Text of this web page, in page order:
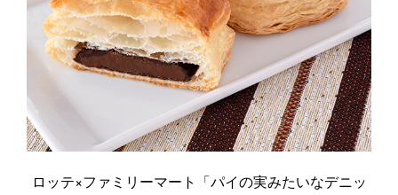
ロッテ×ファミリーマート「パイの実みたいなデニッ